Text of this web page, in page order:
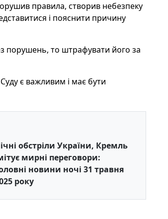
правила, створив небезпеку
і пояснити причину
порушень, то штрафувати його за
є важливим і має бути
обстріли України, Кремль
мирні переговори:
новини ночі 31 травня
року